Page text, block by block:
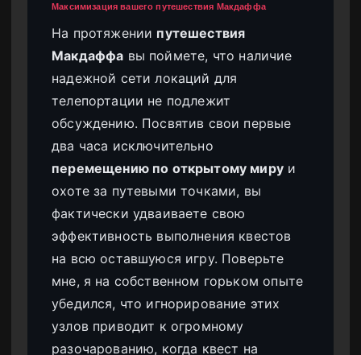
Максимизация вашего путешествия Макдаффа
На протяжении путешествия
Макдаффа вы поймете, что наличие
надежной сети локаций для
телепортации не подлежит
обсуждению. Посвятив свои первые
два часа исключительно
перемещению по открытому миру и
охоте за путевыми точками, вы
фактически удваиваете свою
эффективность выполнения квестов
на всю оставшуюся игру. Поверьте
мне, я на собственном горьком опыте
убедился, что игнорирование этих
узлов приводит к огромному
разочарованию, когда квест на